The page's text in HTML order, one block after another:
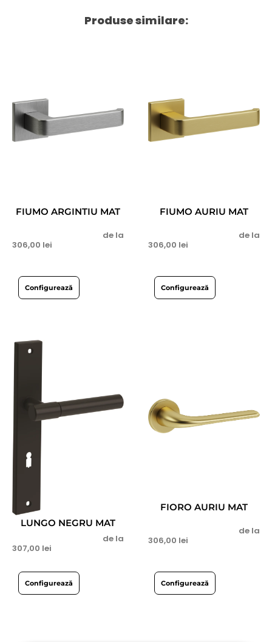
Produse similare:
FIUMO ARGINTIU MAT
de la
306,00 lei
Configurează
FIUMO AURIU MAT
de la
306,00 lei
Configurează
LUNGO NEGRU MAT
de la
307,00 lei
Configurează
FIORO AURIU MAT
de la
306,00 lei
Configurează